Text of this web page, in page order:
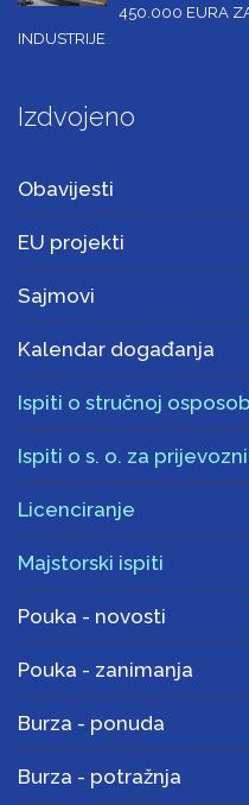
450.000 EURA
INDUSTRIJE
Izdvojeno
Obavijesti
EU projekti
Sajmovi
Kalendar događanja
Ispiti o stručnoj
Ispiti o s. o. za
Licenciranje
Majstorski ispiti
Pouka - novosti
Pouka - zanimanja
Burza - ponuda
Burza - potražnja